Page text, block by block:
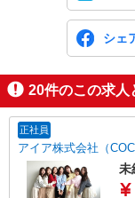
シェ
20件のこの求人
正社員
アイア株式会社（
未